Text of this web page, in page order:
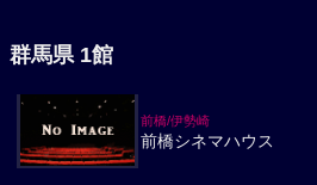
群馬県 1館
前橋/伊勢崎
前橋シネマハウス